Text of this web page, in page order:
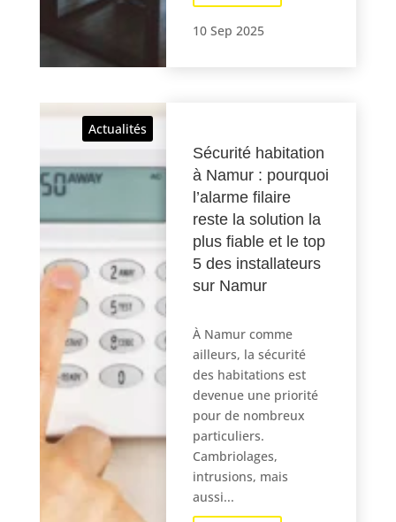
10 Sep 2025
Actualités
Sécurité habitation
à Namur : pourquoi
l’alarme filaire
reste la solution la
plus fiable et le top
5 des installateurs
sur Namur
À Namur comme
ailleurs, la sécurité
des habitations est
devenue une priorité
pour de nombreux
particuliers.
Cambriolages,
intrusions, mais
aussi...